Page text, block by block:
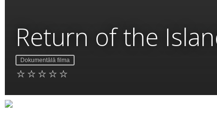
Return of the
Dokumentālā filma